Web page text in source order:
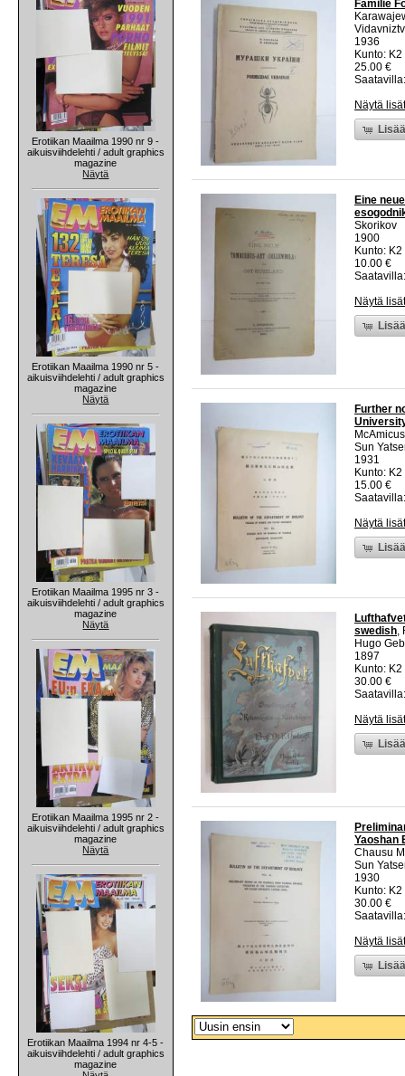
Erotiikan Maailma 1990 nr 9 -
aikuisviihdelehti / adult graphics
magazine
Näytä
Erotiikan Maailma 1990 nr 5 -
aikuisviihdelehti / adult graphics
magazine
Näytä
Erotiikan Maailma 1995 nr 3 -
aikuisviihdelehti / adult graphics
magazine
Näytä
Erotiikan Maailma 1995 nr 2 -
aikuisviihdelehti / adult graphics
magazine
Näytä
Erotiikan Maailma 1994 nr 4-5 -
aikuisviihdelehti / adult graphics
magazine
Familie
1936
Kunto:
25.00 €
Näytä
Eine
Skorikov
1900
Kunto:
10.00 €
Näytä
Further
Sun
1931
Kunto:
15.00 €
Näytä
swedish,
Hugo
1897
Kunto:
30.00 €
Näytä
Yaoshan
Chausu
Sun
1930
Kunto:
30.00 €
Näytä